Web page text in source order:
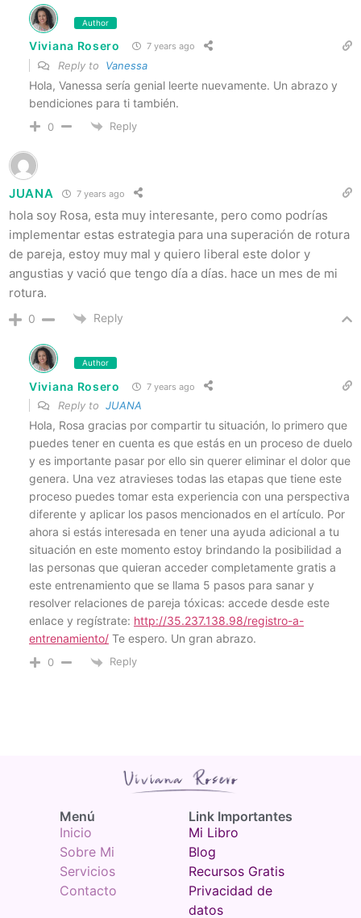
Author
Viviana Rosero 7 years ago
Reply to Vanessa
Hola, Vanessa sería genial leerte nuevamente. Un abrazo y
bendiciones para ti también.
0 Reply
JUANA 7 years ago
hola soy Rosa, esta muy interesante, pero como podrías
implementar estas estrategia para una superación de rotura
de pareja, estoy muy mal y quiero liberal este dolor y
angustias y vació que tengo día a días. hace un mes de mi
rotura.
0 Reply
Author
Viviana Rosero 7 years ago
Reply to JUANA
Hola, Rosa gracias por compartir tu situación, lo primero que
puedes tener en cuenta es que estás en un proceso de duelo
y es importante pasar por ello sin querer eliminar el dolor que
genera. Una vez atravieses todas las etapas que tiene este
proceso puedes tomar esta experiencia con una perspectiva
diferente y aplicar los pasos mencionados en el artículo. Por
ahora si estás interesada en tener una ayuda adicional a tu
situación en este momento estoy brindando la posibilidad a
las personas que quieran acceder completamente gratis a
este entrenamiento que se llama 5 pasos para sanar y
resolver relaciones de pareja tóxicas: accede desde este
enlace y regístrate: http://35.237.138.98/registro-a-
entrenamiento/ Te espero. Un gran abrazo.
0 Reply
Menú​
Inicio
Sobre Mi
Servicios
Contacto
Link Importantes
Mi Libro
Blog
Recursos Gratis
Privacidad de
datos